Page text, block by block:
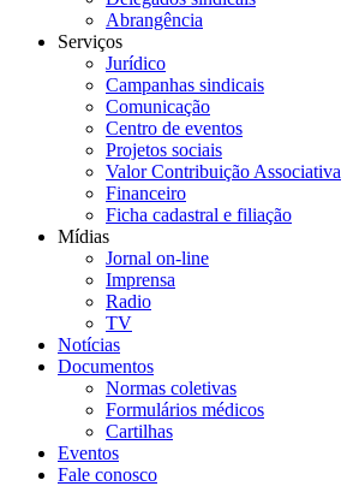
Abrangência
Serviços
Jurídico
Campanhas sindicais
Comunicação
Centro de eventos
Projetos sociais
Valor Contribuição Associativa
Financeiro
Ficha cadastral e filiação
Mídias
Jornal on-line
Imprensa
Radio
TV
Notícias
Documentos
Normas coletivas
Formulários médicos
Cartilhas
Eventos
Fale conosco